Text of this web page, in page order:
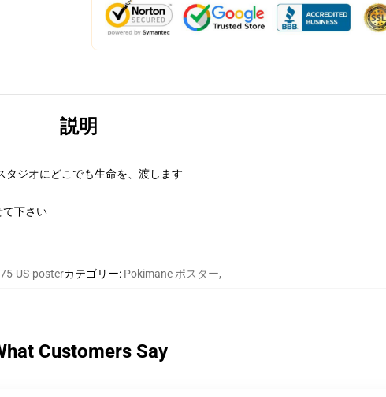
説明
タジオにどこでも生命を、渡します
て下さい
US-posterカテゴリー: Pokimane ポスター,
Customers Say